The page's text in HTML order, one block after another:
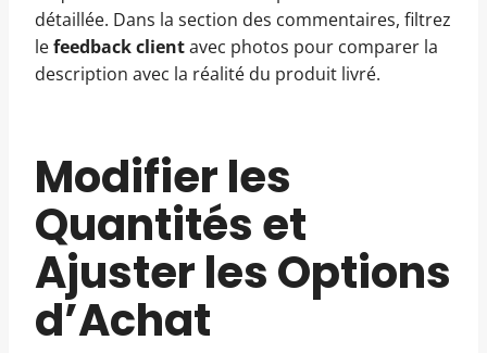
détaillée. Dans la section des commentaires, filtrez
lefeedback clientavec photos pour comparer la
description avec la réalité du produit livré.
Modifier les
Quantités et
Ajuster les Options
d’Achat